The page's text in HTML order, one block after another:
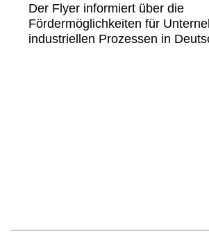
Der Flyer informiert über die
Fördermöglichkeiten für
industriellen Prozessen in